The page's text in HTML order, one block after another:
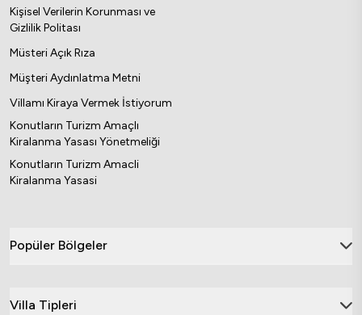
Kişisel Verilerin Korunması ve
Gizlilik Politası
Müsteri Açık Rıza
Müşteri Aydınlatma Metni
Villamı Kiraya Vermek İstiyorum
Konutların Turizm Amaçlı
Kiralanma Yasası Yönetmeliği
Konutların Turizm Amacli
Kiralanma Yasasi
Popüler Bölgeler
Villa Tipleri